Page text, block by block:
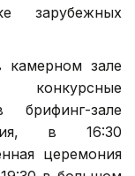
зарубежных
зале
конкурсные
зале
в 16:30
церемония